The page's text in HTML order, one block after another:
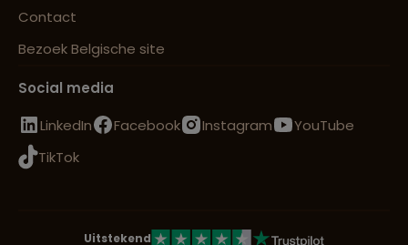
Contact
Bezoek Belgische site
Social media
LinkedIn
Facebook Instagram
YouTube
TikTok
Uitstekend